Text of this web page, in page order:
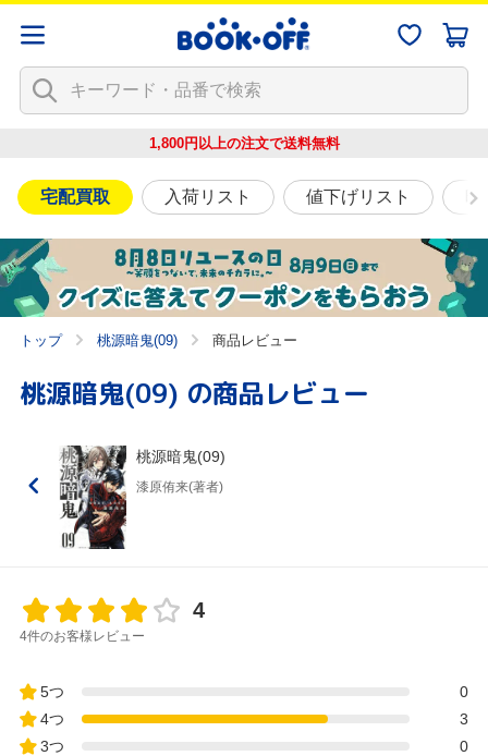
1,800円以上の注文で送料無料
宅配買取 入荷リスト 値下げリスト
トップ 桃源暗鬼(09) 商品レビュー
桃源暗鬼(09) の商品レビュー
桃源暗鬼(09)
漆原侑来(著者)
4
4件のお客様レビュー
5つ
0
4つ
3
3つ
0